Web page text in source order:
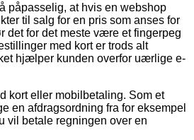
påpasselig, at hvis en webshop
til salg for en pris som anses for
det for det meste være et fingerpeg
med kort er trods alt
hjælper kunden overfor uærlige e-
kort eller mobilbetaling. Som et
en afdragsordning fra for eksempel
vil betale regningen over en